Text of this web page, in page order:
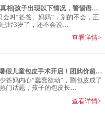
“贵人语迟”的真相|孩子出现以下情况，警惕语言发育迟缓
会叫“爸爸、妈妈”，别的不会，正
经3岁了，还不会说…
查看详情>
@男宝家长，暑假儿童包皮手术开启！团购价超划算
爸妈内心“蠢蠢欲动”，割包皮成了
门话题，孩子的包皮长…
查看详情>